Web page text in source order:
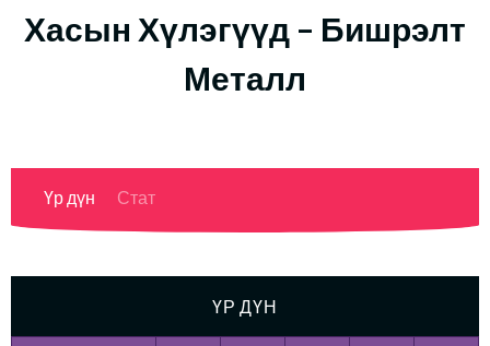
Хасын Хүлэгүүд – Бишрэлт
Металл
Үр дүн Стат
ҮР ДҮН